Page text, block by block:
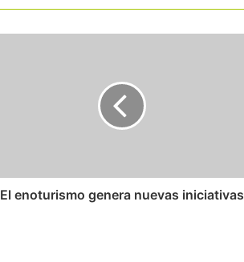
El enoturismo genera nuevas iniciativas